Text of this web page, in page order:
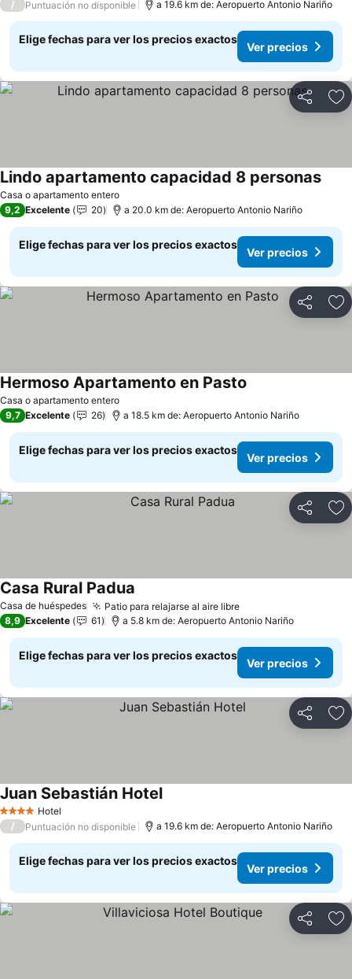
/ Puntuación no disponible a 19.6 km de: Aeropuerto Antonio Nariño
Elige fechas para ver los precios exactos
Ver precios
Compartir
Casa o apartamento entero
Lindo apartamento capacidad 8 personasVer
9,2 Excelente 20 a 20.0 km de: Aeropuerto Antonio Nariño
Elige fechas para ver los precios exactos
Ver precios
Compartir
Casa o apartamento entero
Hermoso Apartamento en Pasto
9,7 Excelente 26 a 18.5 km de: Aeropuerto Antonio Nariño
Elige fechas para ver los precios exactos
Ver precios
Compartir
Casa de huéspedes Patio para relajarse al aire libreVer precios
Casa Rural Padua
8,9 Excelente 61 a 5.8 km de: Aeropuerto Antonio Nariño
Elige fechas para ver los precios exactos
Ver precios
Compartir
4 EstrellasHotel
Juan Sebastián HotelVer precios
/ Puntuación no disponible a 19.6 km de: Aeropuerto Antonio Nariño
Elige fechas para ver los precios exactos
Ver precios
Compartir